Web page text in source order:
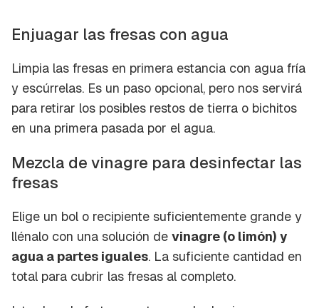
Enjuagar las fresas con agua
Limpia las fresas en primera estancia con agua fría
y escúrrelas. Es un paso opcional, pero nos servirá
para retirar los posibles restos de tierra o bichitos
en una primera pasada por el agua.
Mezcla de vinagre para desinfectar las
fresas
Elige un bol o recipiente suficientemente grande y
llénalo con una solución de vinagre (o limón) y
agua a partes iguales. La suficiente cantidad en
total para cubrir las fresas al completo.